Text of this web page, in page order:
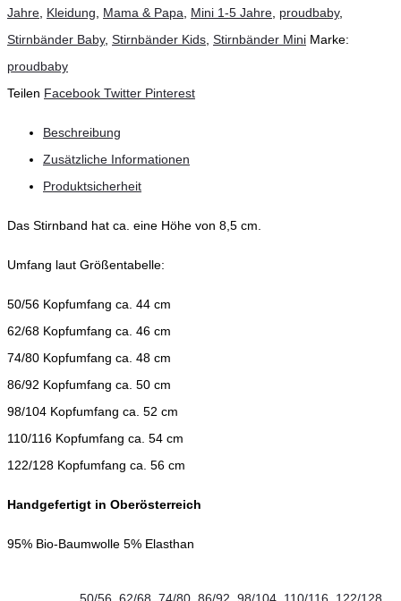
Jahre, Kleidung, Mama & Papa, Mini 1-5 Jahre, proudbaby,
Stirnbänder Baby, Stirnbänder Kids, Stirnbänder Mini Marke:
proudbaby
Teilen Facebook Twitter Pinterest
Beschreibung
Zusätzliche Informationen
Produktsicherheit
Das Stirnband hat ca. eine Höhe von 8,5 cm.
Umfang laut Größentabelle:
50/56 Kopfumfang ca. 44 cm
62/68 Kopfumfang ca. 46 cm
74/80 Kopfumfang ca. 48 cm
86/92 Kopfumfang ca. 50 cm
98/104 Kopfumfang ca. 52 cm
110/116 Kopfumfang ca. 54 cm
122/128 Kopfumfang ca. 56 cm
Handgefertigt in Oberösterreich
95% Bio-Baumwolle 5% Elasthan